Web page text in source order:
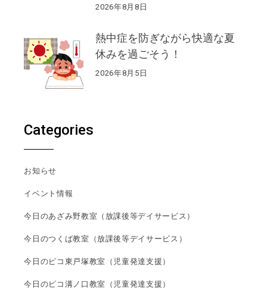
2026年8月8日
熱中症を防ぎながら快適な夏
休みを過ごそう！
2026年8月5日
Categories
お知らせ
イベント情報
今日のあざみ野教室（放課後等デイサービス）
今日のつくば教室（放課後等デイサービス）
今日のピコ東戸塚教室（児童発達支援）
今日のピコ溝ノ口教室（児童発達支援）